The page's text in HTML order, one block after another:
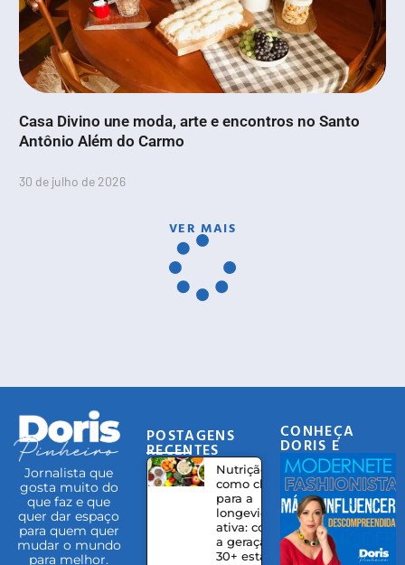
Casa Divino une moda, arte e encontros no Santo
Antônio Além do Carmo
30 de julho de 2026
VER MAIS
Jornalista que
gosta muito do
que faz e que
quer dar espaço
para quem quer
mudar o mundo
para melhor.
POSTAGENS
RECENTES
Nutrição
como chave
para a
longevidade
ativa: como
a geração
30+ está
CONHEÇA
DORIS E
EQUIPE